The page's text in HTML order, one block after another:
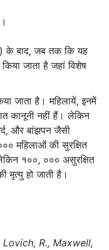
के बाद, जब तक कि यह
जाता है जहां विशेष
जाता है। महिलायें, इनमें
कानूनी नहीं हैं। लेकिन
और बांझपन जैसी
महिलाओं की सुरक्षित
१००, ००० असुरक्षित
मृत्यु हो जाती है।
Lovich, R., Maxwell,